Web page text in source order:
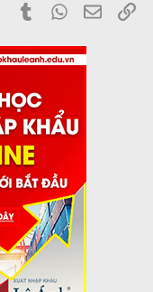
PinterestTumblrWhatsApp
Email